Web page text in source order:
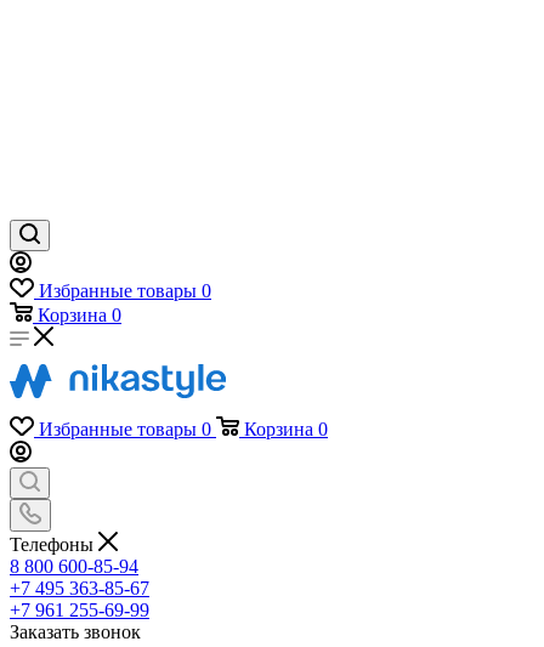
Избранные товары 0
Корзина 0
Избранные товары 0 Корзина 0
Телефоны
8 800 600-85-94
+7 495 363-85-67
+7 961 255-69-99
Заказать звонок